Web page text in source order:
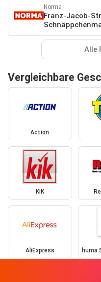
Norma
Franz-Jacob-
Alle
Vergleichbare
Action
KiK
AliExpress huma